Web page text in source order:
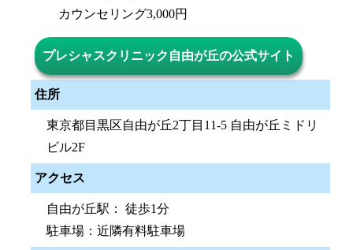
カウンセリング3,000円
プレシャスクリニック自由が丘の公式サイト
住所
東京都目黒区自由が丘2丁目11-5 自由が丘ミドリ
ビル2F
アクセス
自由が丘駅： 徒歩1分
駐車場：近隣有料駐車場